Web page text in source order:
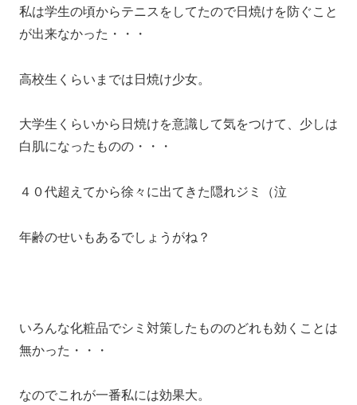
私は学生の頃からテニスをしてたので日焼けを防ぐこと
が出来なかった・・・
高校生くらいまでは日焼け少女。
大学生くらいから日焼けを意識して気をつけて、少しは
白肌になったものの・・・
４０代超えてから徐々に出てきた隠れジミ（泣
年齢のせいもあるでしょうがね？
いろんな化粧品でシミ対策したもののどれも効くことは
無かった・・・
なのでこれが一番私には効果大。